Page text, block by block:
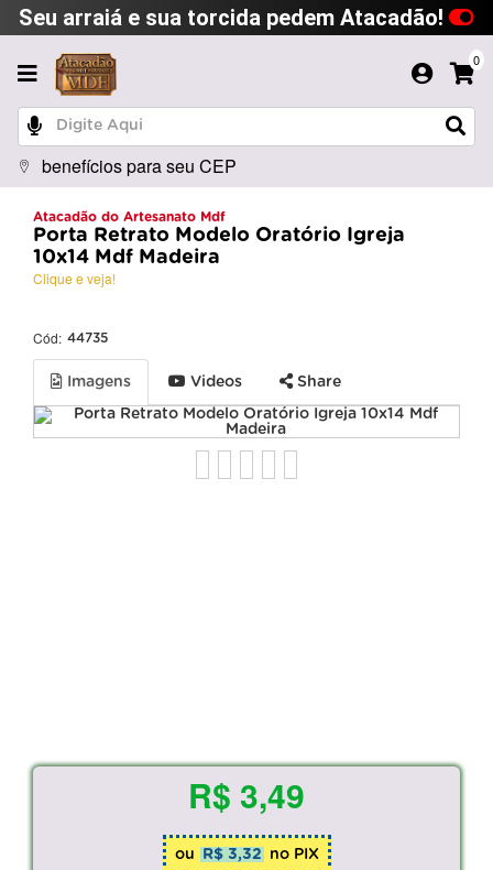
Seu arraiá e sua torcida pedem Atacadão!
0
benefícios para seu CEP
Atacadão do Artesanato Mdf
Porta Retrato Modelo Oratório Igreja
10x14 Mdf Madeira
Clique e veja!
Cód: 44735
Imagens Videos Share
R$ 3,49
ou R$ 3,32 no PIX